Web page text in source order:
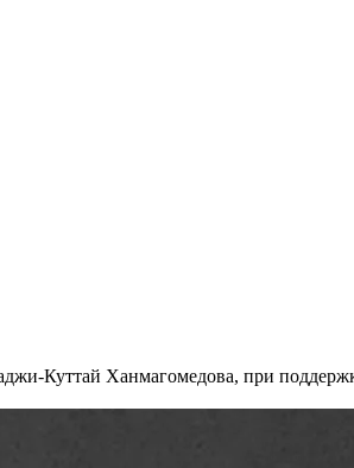
Куттай Ханмагомедова, при